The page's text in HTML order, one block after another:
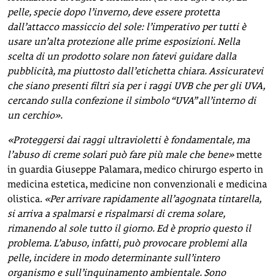
pelle, specie dopo l’inverno, deve essere protetta
dall’attacco massiccio del sole: l’imperativo per tutti è
usare un’alta protezione alle prime esposizioni. Nella
scelta di un prodotto solare non fatevi guidare dalla
pubblicità, ma piuttosto dall’etichetta chiara. Assicuratevi
che siano presenti filtri sia per i raggi UVB che per gli UVA,
cercando sulla confezione il simbolo “UVA” all’interno di
un cerchio».
«Proteggersi dai raggi ultravioletti è fondamentale, ma
l’abuso di creme solari può fare più male che bene»mette
in guardia Giuseppe Palamara, medico chirurgo esperto in
medicina estetica, medicine non convenzionali e medicina
olistica. «Per arrivare rapidamente all’agognata tintarella,
si arriva a spalmarsi e rispalmarsi di crema solare,
rimanendo al sole tutto il giorno. Ed è proprio questo il
problema. L’abuso, infatti, può provocare problemi alla
pelle, incidere in modo determinante sull’intero
organismo e sull’inquinamento ambientale. Sono